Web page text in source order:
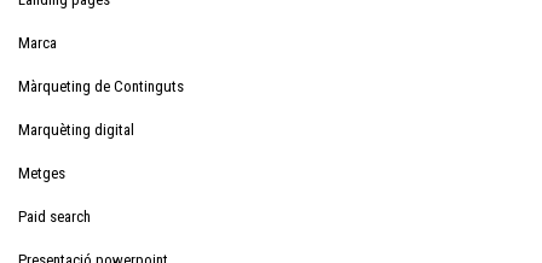
Marca
Màrqueting de Continguts
Marquèting digital
Metges
Paid search